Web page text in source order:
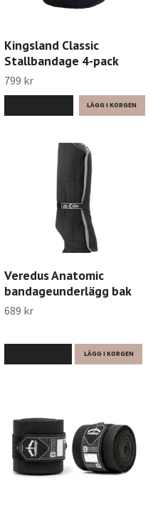
Kingsland Classic
Stallbandage 4-pack
799 kr
Veredus Anatomic
bandageunderlägg bak
689 kr
LÄGG I KORGEN